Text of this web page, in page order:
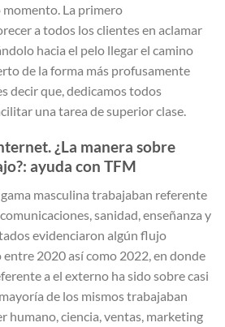
La primero
a todos los clientes en aclamar
hacia el pelo llegar el camino
de la forma más profusamente
decir que, dedicamos todos
una tarea de superior clase.
¿La manera sobre
ayuda con TFM
masculina trabajaban referente
sanidad, enseñanza y
evidenciaron algún flujo
2020 así­ como 2022, en donde
a el externo ha sido sobre casi
de los mismos trabajaban
humano, ciencia, ventas, marketing